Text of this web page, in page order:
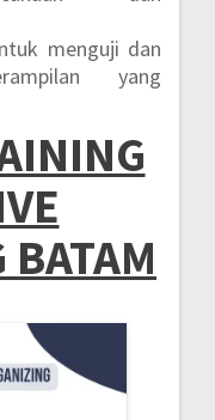
menguji dan
yang